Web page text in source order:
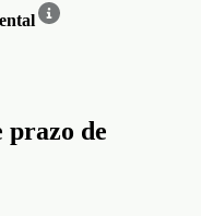
prazo de